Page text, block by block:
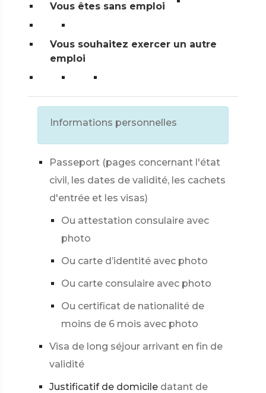
Vous êtes sans emploi
Vous souhaitez exercer un autre
emploi
Informations personnelles
Passeport (pages concernant l'état
civil, les dates de validité, les cachets
d'entrée et les visas)
Ou attestation consulaire avec
photo
Ou carte d’identité avec photo
Ou carte consulaire avec photo
Ou certificat de nationalité de
moins de 6 mois avec photo
Visa de long séjour arrivant en fin de
validité
Justificatif de domicile datant de